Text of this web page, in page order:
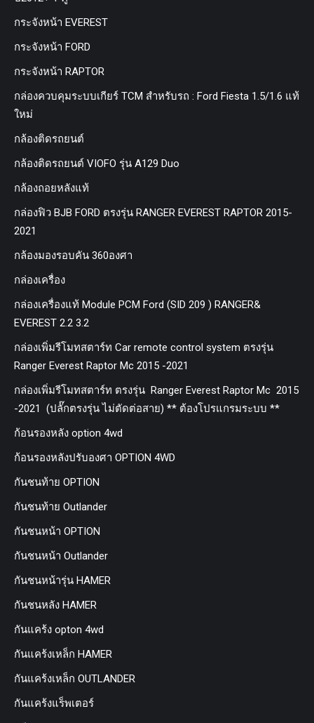
กระจังหน้า EVEREST
กระจังหน้า FORD
กระจังหน้า RAPTOR
กล่องควบคุมระบบเกียร์ TCM สำหรับรถ : Ford Fiesta 1.5/1.6 แท้
ใหม่
กล้องติดรถยนต์
กล้องติดรถยนต์ VIOFO รุ่น A129 Duo
กล้องถอยหลังแท้
กล่องฟิว BJB FORD ตรงรุ่น RANGER EVEREST RAPTOR 2015-
2021
กล้องมองรอบคัน 360องศา
กล่องเครื่อง
กล่องเครื่องแท้ Module PCM Ford (SID 209 ) RANGER&
EVEREST 2.2 3.2
กล่องเพิ่มรีโมทสตาร์ท Car remote control system ตรงรุ่น
Ranger Everest Raptor Mc 2015 -2021
กล่องเพิ่มรีโมทสตาร์ท ตรงรุ่น Ranger Everest Raptor Mc 2015
-2021 (ปลั๊กตรงรุ่น ไม่ตัดต่อสาย) ** ต้องโปรแกรมระบบ **
ก้อนรองหลัง option 4wd
ก้อนรองหลังปรับองศา OPTION 4WD
กันชนท้าย OPTION
กันชนท้าย Outlander
กันชนหน้า OPTION
กันชนหน้า Outlander
กันชนหน้ารุ่น HAMER
กันชนหลัง HAMER
กันแคร้ง opton 4wd
กันแคร้งเหล็ก HAMER
กันแคร้งเหล็ก OUTLANDER
กันแคร้งแร็พเตอร์